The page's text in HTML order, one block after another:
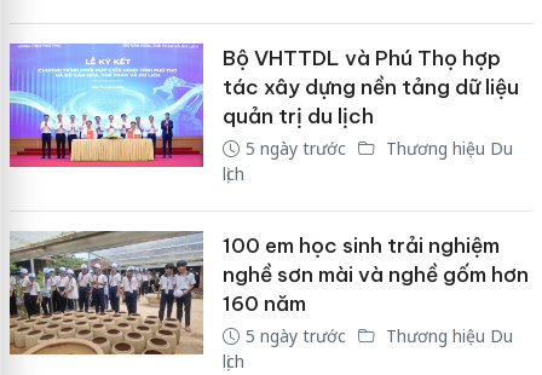
Bộ VHTTDL và Phú Thọ hợp
tác xây dựng nền tảng dữ liệu
quản trị du lịch
5 ngày trước
Thương hiệu Du
lịch
100 em học sinh trải nghiệm
nghề sơn mài và nghề gốm hơn
160 năm
5 ngày trước
Thương hiệu Du
lịch